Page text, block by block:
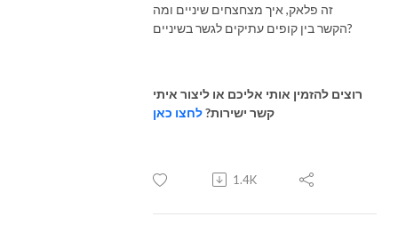
זה פלאק, איך מצחצחים שיניים ומה
הקשר בין קופים עתיקים לגשר בשיניים?
רוצים להזמין אותי אליכם או ליצור איתי
קשר ישירות?לחצו כאן
1.4K